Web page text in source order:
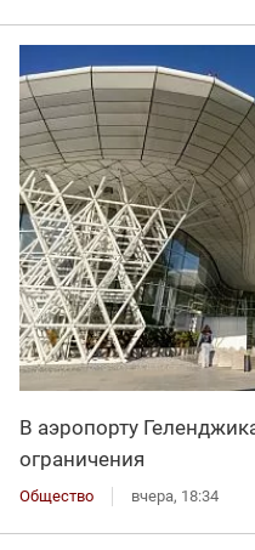
В аэропорту
ограничения
Общество вчера, 18:34